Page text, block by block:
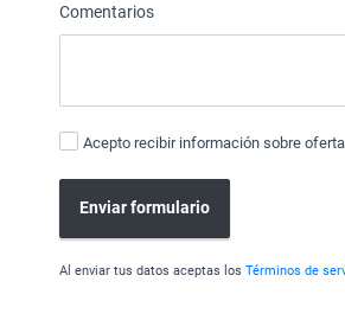
Comentarios
Acepto recibir información sobre
Enviar formulario
Al enviar tus datos aceptas losTérminos de